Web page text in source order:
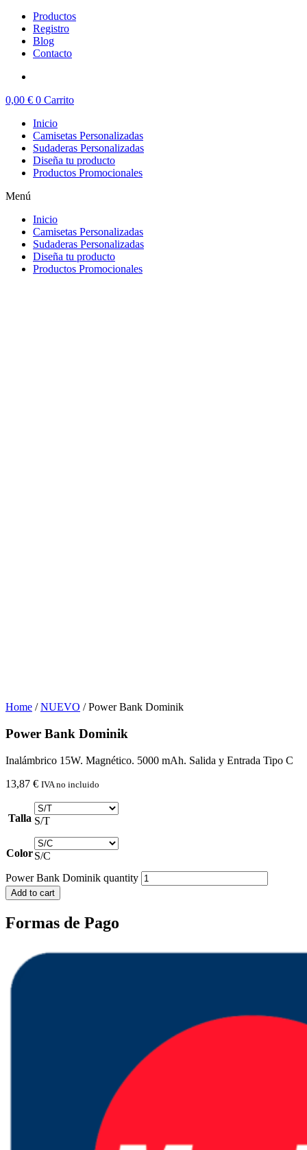
Productos
Registro
Blog
Contacto
0,00 € 0 Carrito
Inicio
Camisetas Personalizadas
Sudaderas Personalizadas
Diseña tu producto
Productos Promocionales
Menú
Inicio
Camisetas Personalizadas
Sudaderas Personalizadas
Diseña tu producto
Productos Promocionales
Home /NUEVO / Power Bank Dominik
Power Bank Dominik
Inalámbrico 15W. Magnético. 5000 mAh. Salida y Entrada Tipo C
13,87 € IVA no incluido
Talla S/T
ColorS/C
Power Bank Dominik quantity
Add to cart
Formas de Pago